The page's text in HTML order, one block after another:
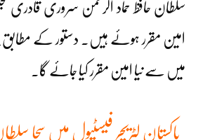
سلطان حافظ حماد الرحمن سروری قادری
امین مقرر ہوئے ہیں۔ دستور کے مطابق چھ
میں سے نیا امین مقرر کیا جائے گا۔
پاکستان لٹریچر فیسٹیول میں سجا